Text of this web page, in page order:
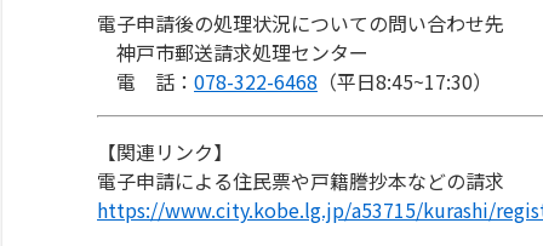
電子申請後の処理状況についての問い合わせ先
神戸市郵送請求処理センター
電 話： 078-322-6468 （平日8:45~17:30）
【関連リンク】
電子申請による住民票や戸籍謄抄本などの請求
https://www.city.kobe.lg.jp/a53715/kurashi/